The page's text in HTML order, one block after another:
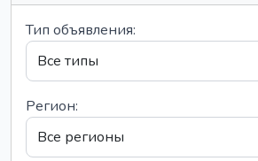
Тип объявления:
Регион: